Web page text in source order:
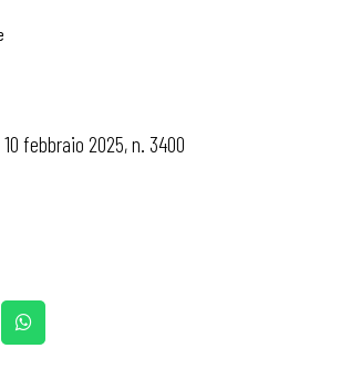
febbraio 2025, n. 3400